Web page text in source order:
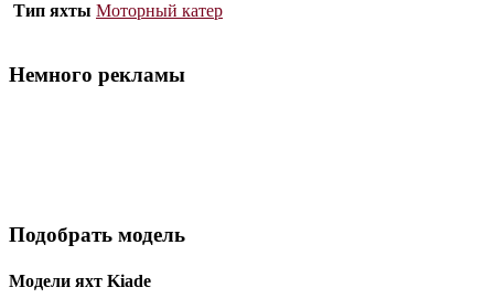
Тип яхты Моторный катер
Немного рекламы
Подобрать модель
Модели яхт Kiade